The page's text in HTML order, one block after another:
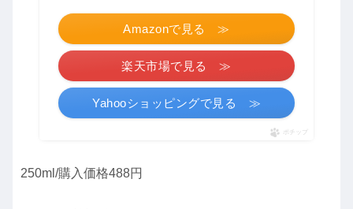
Amazonで見る ≫
楽天市場で見る ≫
Yahooショッピングで見る ≫
ポチップ
250ml/購入価格488円